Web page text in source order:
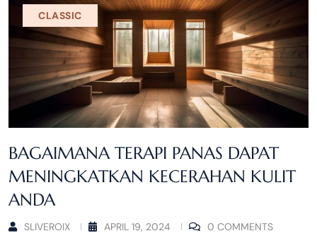
CLASSIC
BAGAIMANA TERAPI PANAS DAPAT
MENINGKATKAN KECERAHAN KULIT
ANDA
SLIVEROIX APRIL 19, 2024 0 COMMENTS